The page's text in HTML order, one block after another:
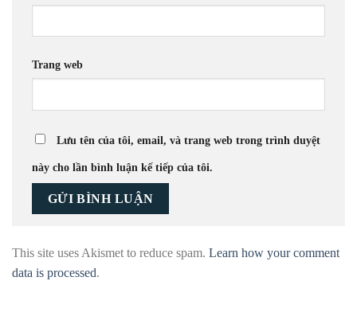
Trang web
Lưu tên của tôi, email, và trang web trong trình duyệt
này cho lần bình luận kế tiếp của tôi.
This site uses Akismet to reduce spam. Learn how your comment
data is processed.